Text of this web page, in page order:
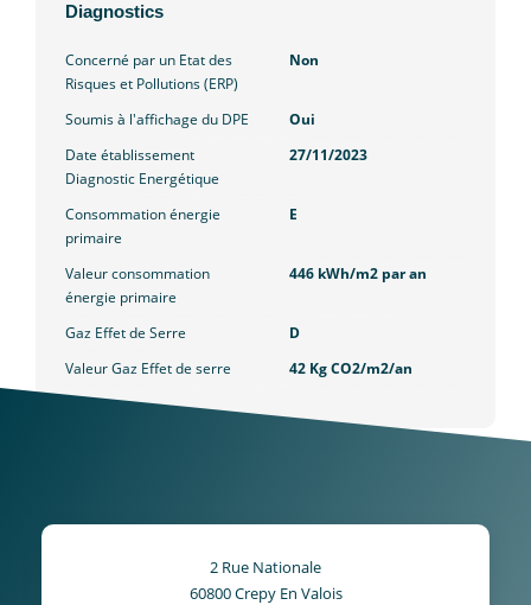
Diagnostics
Concerné par un Etat des
Risques et Pollutions (ERP)
Non
Soumis à l'affichage du DPE
Oui
Date établissement
Diagnostic Energétique
27/11/2023
Consommation énergie
primaire
E
Valeur consommation
énergie primaire
446 kWh/m2 par an
Gaz Effet de Serre
D
Valeur Gaz Effet de serre
42 Kg CO2/m2/an
2 Rue Nationale
60800Crepy En Valois